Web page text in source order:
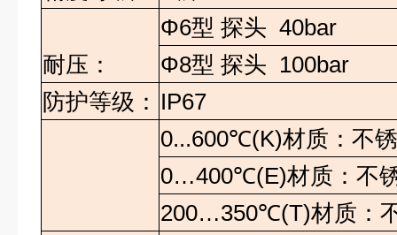
耐压：
Φ6型 探头 40bar
Φ8型 探头 100bar
防护等级： IP67
0...600℃(K)材质：不
0…400℃(E)材质：不
200…350℃(T)材质：